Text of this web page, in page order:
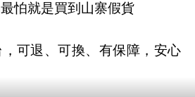
怕就是買到山寨假貨
可退、可換、有保障，安心